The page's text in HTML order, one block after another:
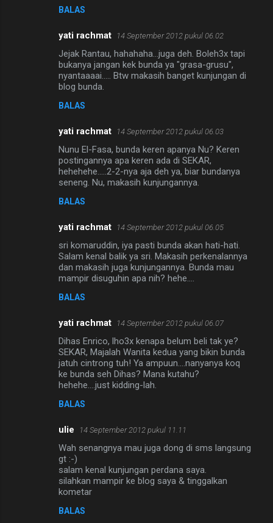
BALAS
yati rachmat 14 September 2012 pukul 06.02
Jejak Rantau, hahahaha...juga deh. Boleh3x tapi
bukanya jangan kek bunda ya "grasa-grusu",
nyantaaaai..... Btw makasih banget kunjungan di
blog bunda.
BALAS
yati rachmat 14 September 2012 pukul 06.03
Nunu El-Fasa, bunda keren apanya Nu? Keren
postingannya apa keren ada di SEKAR,
hehehehe.....2-2-nya aja deh ya, biar bundanya
seneng. Nu, makasih kunjungannya.
BALAS
yati rachmat 14 September 2012 pukul 06.05
sri komaruddin, iya pasti bunda akan hati-hati.
Salam kenal balik ya sri. Makasih perkenalannya
dan makasih juga kunjungannya. Bunda mau
mampir disuguhin apa nih? hehe....
BALAS
yati rachmat 14 September 2012 pukul 06.07
Dihas Enrico, lho3x kenapa belum beli tak ye?
SEKAR, Majalah Wanita kedua yang bikin bunda
jatuh cintrong tuh! Ya ampuun....nanyanya koq
ke bunda seh Dihas? Mana kutahu?
hehehe....just kidding-lah.
BALAS
ulie 14 September 2012 pukul 11.11
Wah senangnya mau juga dong di sms langsung
gt :-)
salam kenal kunjungan perdana saya.
silahkan mampir ke blog saya & tinggalkan
kometar
BALAS